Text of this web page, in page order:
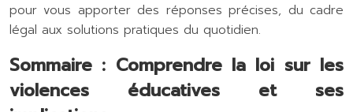
pour vous apporter des réponses précises, du cadre
légal aux solutions pratiques du quotidien.
Sommaire : Comprendre la loi sur les
violences éducatives et ses